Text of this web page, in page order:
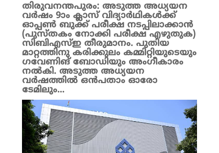
തിരുവനന്തപുരം: അടുത്ത അധ്യയന
വർഷം 9ാം ക്ലാസ് വിദ്യാർഥികൾക്ക്
ഓപ്പൺ ബുക്ക് പരീക്ഷ നടപ്പിലാക്കാൻ
(പുസ്തകം നോക്കി പരീക്ഷ എഴുതുക)
സിബിഎസ്ഇ തീരുമാനം. പുതിയ
മാറ്റത്തിനു കരിക്കുലം കമ്മിറ്റിയുടെയും
ഗവേണിങ് ബോഡിയും അംഗീകാരം
നൽകി. അടുത്ത അധ്യയന
വർഷത്തിൽ ഒൻപതാം ഓരോ
ടേമിലും…